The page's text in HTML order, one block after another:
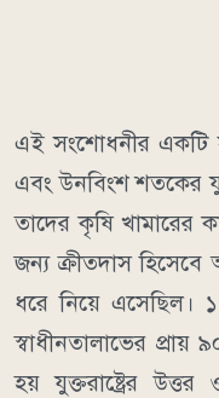
এই সংশোধনীর একটি
এবং উনবিংশ শতকের
তাদের কৃষি খামারের
জন্য ক্রীতদাস হিসেবে
ধরে নিয়ে এসেছিল।
স্বাধীনতালাভের
হয় যুক্তরাষ্ট্রের